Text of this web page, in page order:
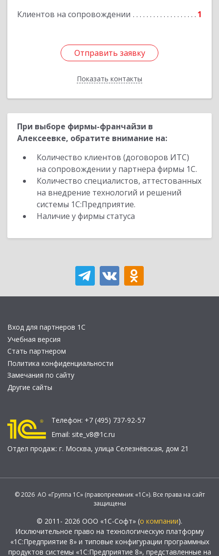
Клиентов на сопровождении 1
Отправить заявку
Показать контакты
Отправить заявку
Назад
При выборе фирмы-франчайзи в
Алексеевке, обратите внимание на:
Количество клиентов (договоров ИТС)
на сопровождении у партнера фирмы 1С.
Количество специалистов, аттестованных
на внедрение технологий и решений
системы 1С:Предприятие.
Наличие у фирмы статуса
Вход для партнеров 1С
Учебная версия
Стать партнером
Политика конфиденциальности
Замечания по сайту
Другие сайты
Телефон: +7 (495) 737-92-57
Email: site_v8@1c.ru
Отдел продаж: г. Москва, улица Селезнёвская, дом 21
© 2026 АО «Группа 1С» (правопреемник «1С»). Все права на сайт
защищены
© 2011- 2026 ООО «1С-Софт» (о компании).
Исключительное право на технологическую платформу
«1С:Предприятие 8» и типовые конфигурации программных
продуктов системы «1С:Предприятие 8», представленные на